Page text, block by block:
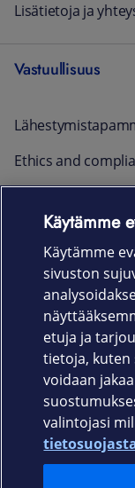
Lisätietoja ja
Vastuullisuus
Ethics and
Ajankohtaista
Rekrytointi
Uutishuone
In English
Yksityisille
Käytämme
Käytämme
sivuston
etuja ja
tietoja,
voidaan
valintojasi